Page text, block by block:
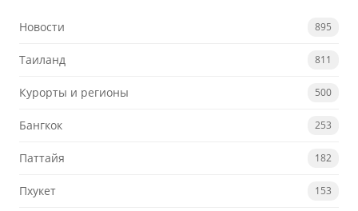
Новости 895
Таиланд 811
Курорты и регионы 500
Бангкок 253
Паттайя 182
Пхукет 153